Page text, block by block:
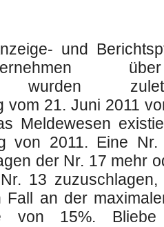
und
wurden
vom 21. Juni 2011
Meldewesen
von 2011. Eine
der Nr. 17 mehr
13
Fall an der
von 15%.